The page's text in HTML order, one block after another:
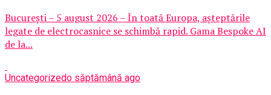
București – 5 august 2026 – În toată Europa, așteptările
legate de electrocasnice se schimbă rapid. Gama Bespoke AI
de la...
Uncategorizedo săptămână ago